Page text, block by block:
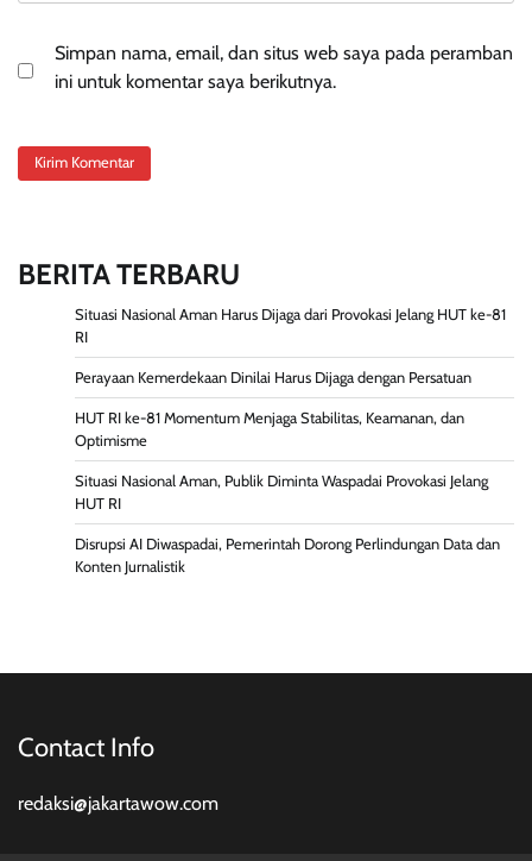
Simpan nama, email, dan situs web saya pada peramban
ini untuk komentar saya berikutnya.
BERITA TERBARU
Situasi Nasional Aman Harus Dijaga dari Provokasi Jelang HUT ke-81
RI
Perayaan Kemerdekaan Dinilai Harus Dijaga dengan Persatuan
HUT RI ke-81 Momentum Menjaga Stabilitas, Keamanan, dan
Optimisme
Situasi Nasional Aman, Publik Diminta Waspadai Provokasi Jelang
HUT RI
Disrupsi AI Diwaspadai, Pemerintah Dorong Perlindungan Data dan
Konten Jurnalistik
Contact Info
redaksi@jakartawow.com